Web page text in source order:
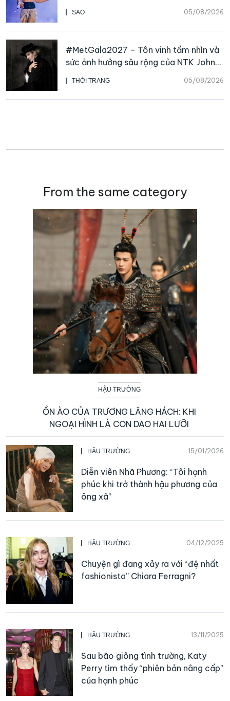
SAO 05/08/2026
THỜI TRANG 05/08/2026
#MetGala2027 – Tôn vinh tầm nhìn và
sức ảnh hưởng sâu rộng của NTK John
Galliano
From the same category
HẬU TRƯỜNG
ỒN ÀO CỦA TRƯƠNG LĂNG HÁCH: KHI
NGOẠI HÌNH LÀ CON DAO HAI LƯỠI
HẬU TRƯỜNG 15/01/2026
Diễn viên Nhã Phương: “Tôi hạnh
phúc khi trở thành hậu phương của
ông xã”
HẬU TRƯỜNG 04/12/2025
Chuyện gì đang xảy ra với “đệ nhất
fashionista” Chiara Ferragni?
HẬU TRƯỜNG 13/11/2025
Sau bão giông tình trường, Katy
Perry tìm thấy “phiên bản nâng cấp”
của hạnh phúc